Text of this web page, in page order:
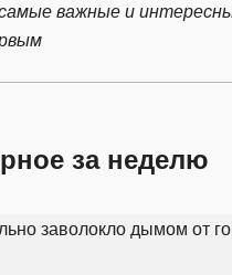
важные и
за неделю